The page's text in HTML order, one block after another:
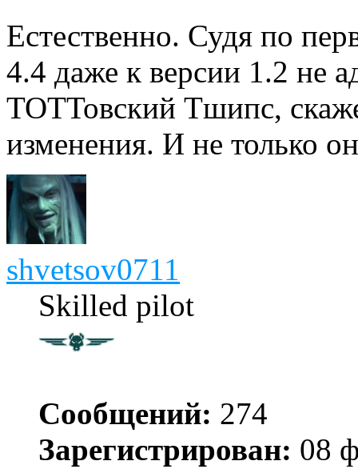
Естественно. Судя по
4.4 даже к версии 1.2 не
ТОТТовский Тшипс,
изменения. И не только
shvetsov0711
Skilled pilot
Сообщений: 274
Зарегистрирован: 08